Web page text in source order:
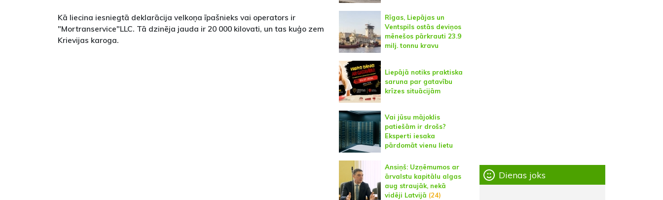
Kā liecina iesniegtā deklarācija velkoņa īpašnieks vai operators ir
"Mortranservice"LLC. Tā dzinēja jauda ir 20 000 kilovati, un tas kuģo zem
Krievijas karoga.
Rīgas, Liepājas un
Ventspils ostās deviņos
mēnešos pārkrauti 23.9
milj. tonnu kravu
Liepājā notiks praktiska
saruna par gatavību
krīzes situācijām
Vai jūsu mājoklis
patiešām ir drošs?
Eksperti iesaka
pārdomāt vienu lietu
Ansiņš: Uzņēmumos ar
ārvalstu kapitālu algas
aug straujāk, nekā
vidēji Latvijā (24)
Dienas joks